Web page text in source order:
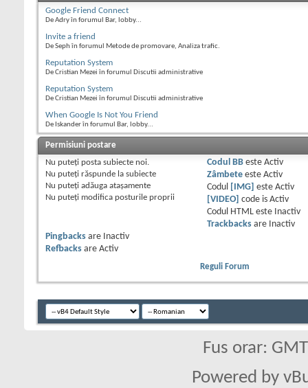
Google Friend Connect
De Adry în forumul Bar, lobby...
Invite a friend
De Seph în forumul Metode de promovare, Analiza trafic.
Reputation System
De Cristian Mezei în forumul Discutii administrative
Reputation System
De Cristian Mezei în forumul Discutii administrative
When Google Is Not You Friend
De Iskander în forumul Bar, lobby...
Permisiuni postare
Nu puteţi posta subiecte noi.
Nu puteţi răspunde la subiecte
Nu puteţi adăuga ataşamente
Nu puteţi modifica posturile proprii
Codul BBeste Activ
Zâmbeteeste Activ
Codul
[IMG] este Activ
[VIDEO]
code is Activ
Codul HTML este
Inactiv
Trackbacksare
Inactiv
Pingbacks are
Inactiv
Refbacks are Activ
Reguli Forum
Fus orar:
Powered by